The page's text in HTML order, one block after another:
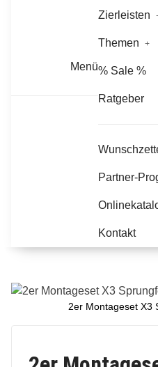
Menü
Zierleisten
Themen
% Sale %
Ratgeber
Partner-
Kontakt
2er Montageset X3